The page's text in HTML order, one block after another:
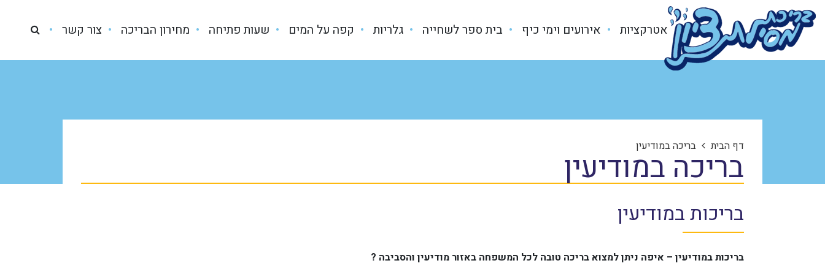
אטרקציות אירועים וימי כיף בית ספר לשחייה גלריות קפה על המים שעות פתיחה מחירון הבריכה צור קשר
דף הבית בריכה במודיעין
בריכה במודיעין
בריכות במודיעין
בריכות במודיעין – איפה ניתן למצוא בריכה טובה לכל המשפחה באזור מודיעין והסביבה ?